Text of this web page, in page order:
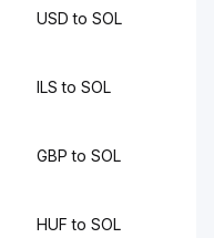
USD to SOL
ILS to SOL
GBP to SOL
HUF to SOL